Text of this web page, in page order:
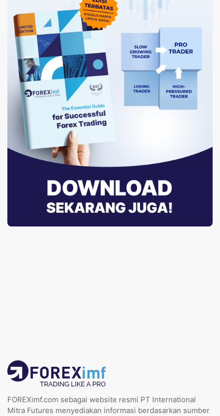
FOREXimf.com sebagai website resmi PT International
Mitra Futures menyediakan informasi berdasarkan sumber